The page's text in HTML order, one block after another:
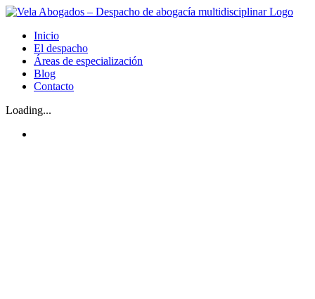
Skip
contentInicio
El despacho
Áreas de especialización
Blog
Contacto
Loading...